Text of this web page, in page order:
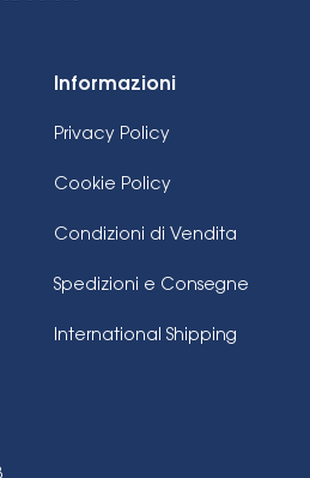
Informazioni
Privacy Policy
Cookie Policy
Condizioni di Vendita
Spedizioni e Consegne
International Shipping